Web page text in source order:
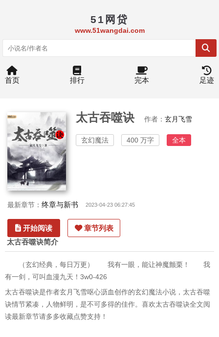
51网贷
www.51wangdai.com
首页 排行 完本 足迹
太古吞噬诀 作者： 玄月飞雪
玄幻魔法 400 万字 全本
最新章节： 终章与新书 2023-04-23 06:27:45
开始阅读 章节列表
太古吞噬诀简介
（玄幻经典，每日万更） 我有一眼，能让神魔颤栗！ 我
有一剑，可叫血漫九天！3w0-426
太古吞噬诀是作者玄月飞雪呕心沥血创作的玄幻魔法小说，太古吞噬
诀情节紧凑，人物鲜明，是不可多得的佳作。喜欢太古吞噬诀全文阅
读最新章节请多多收藏点赞支持！